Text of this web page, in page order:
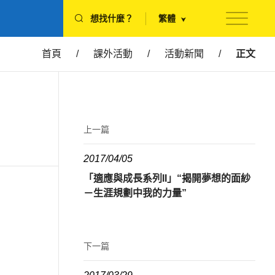
想找什麼？ 繁體
首頁 / 課外活動 / 活動新聞 / 正文
上一篇
2017/04/05
「適應與成長系列II」“揭開夢想的面紗
－生涯規劃中我的力量”
下一篇